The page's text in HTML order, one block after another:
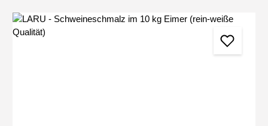
Bildergalerie überspringen